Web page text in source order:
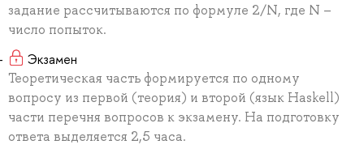
задание рассчитываются по формуле 2/N, где N –
число попыток.
Экзамен
Теоретическая часть формируется по одному
вопросу из первой (теория) и второй (язык Haskell)
части перечня вопросов к экзамену. На подготовку
ответа выделяется 2,5 часа.